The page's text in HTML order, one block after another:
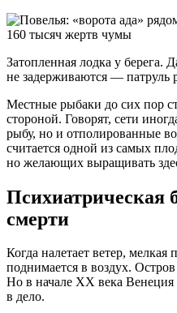
Затопленная лодка у берега.
не задерживаются — патруль
Местные рыбаки до сих пор
стороной. Говорят, сети
рыбу, но и отполированные
считается одной из самых
но желающих выращивать
Психиатрическая
смерти
Когда налетает ветер, мелкая
поднимается в воздух.
Но в начале XX века Венеция
в дело.